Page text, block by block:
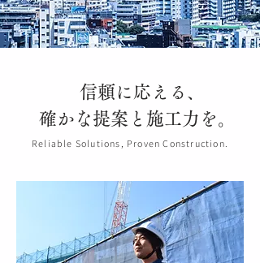
信頼に応える、
確かな提案と施工力を。
Reliable Solutions, Proven Construction.